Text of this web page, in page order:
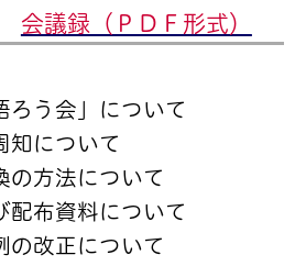
会議録（ＰＤＦ形式）
う会」について
について
法について
資料について
改正について